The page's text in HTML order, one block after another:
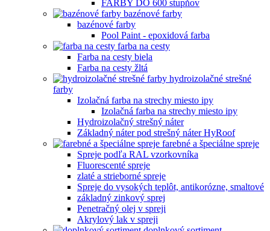
FARBY DO 600 stupňov
bazénové farby
bazénové farby
Pool Paint - epoxidová farba
farba na cesty
Farba na cesty biela
Farba na cesty žltá
hydroizolačné strešné
farby
Izolačná farba na strechy miesto ipy
Izolačná farba na strechy miesto ipy
Hydroizolačný strešný náter
Základný náter pod strešný náter HyRoof
farebné a špeciálne spreje
Spreje podľa RAL vzorkovníka
Fluorescenté spreje
zlaté a strieborné spreje
Spreje do vysokých teplôt, antikorózne, smaltové
základný zinkový sprej
Penetračný olej v spreji
Akrylový lak v spreji